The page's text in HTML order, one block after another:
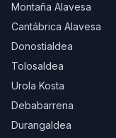
Montaña Alavesa
Cantábrica Alavesa
Donostialdea
Tolosaldea
Urola Kosta
Debabarrena
Durangaldea